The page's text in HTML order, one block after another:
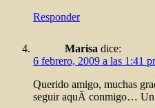
Responder
Marisa dice:
6 febrero, 2009 a las 1:41
Querido amigo, muchas
seguir aquÃ­ conmigo… Un